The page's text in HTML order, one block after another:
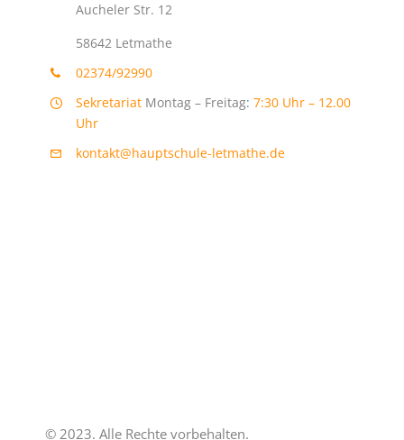
Aucheler Str. 12
58642 Letmathe
02374/92990
Sekretariat Montag – Freitag: 7:30 Uhr – 12.00
Uhr
kontakt@hauptschule-letmathe.de
© 2023. Alle Rechte vorbehalten.